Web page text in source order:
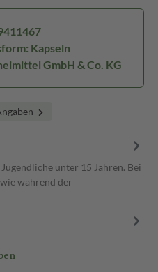
Kapseln
GmbH & Co. KG
unter 15 Jahren. Bei
während der